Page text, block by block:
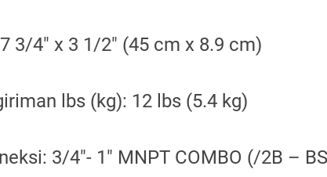
3/4″ x 3 1/2″ (45 cm x 8.9 cm)
lbs (kg): 12 lbs (5.4 kg)
3/4″- 1″ MNPT COMBO (/2B –